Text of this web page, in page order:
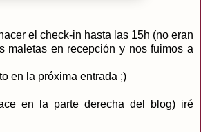
el check-in hasta las 15h (no eran
maletas en recepción y nos fuimos a
en la próxima entrada ;)
en la parte derecha del blog) iré